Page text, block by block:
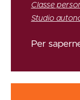
Classe
Studio
Per